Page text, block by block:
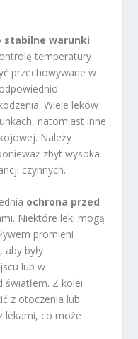
stabilne warunki
temperatury
przechowywane w
Wiele leków
natomiast inne
Należy
zbyt wysoka
czynnych.
ochrona przed
Niektóre leki mogą
promieni
aby były
lub w
Z kolei
z otoczenia lub
lekami, co może